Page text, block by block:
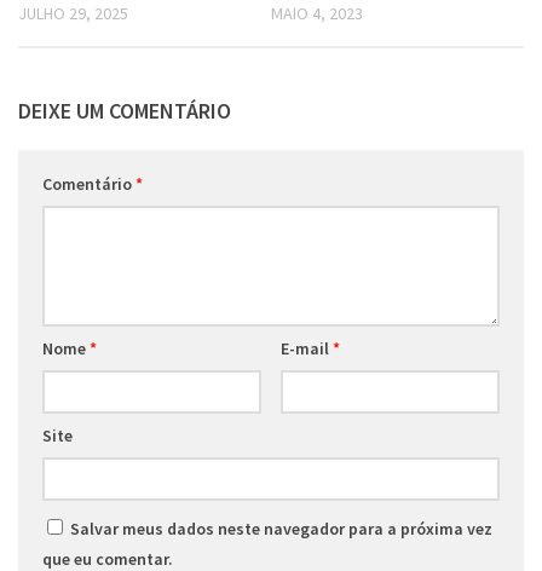
JULHO 29, 2025 MAIO 4, 2023
DEIXE UM COMENTÁRIO
Comentário*
Nome* E-mail *
Site
Salvar meus dados neste navegador para a próxima vez
que eu comentar.